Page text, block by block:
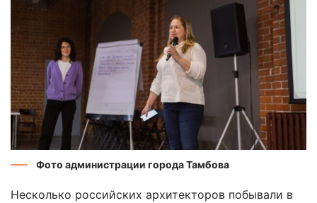
Фото администрации города Тамбова
Несколько российских архитекторов побывали в